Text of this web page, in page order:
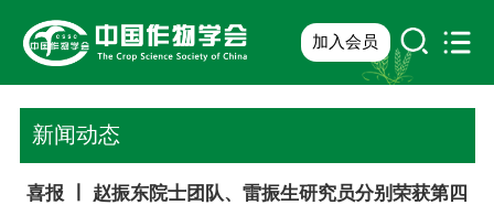
加入会员
新闻动态
喜报 ￜ 赵振东院士团队、雷振生研究员分别荣获第四